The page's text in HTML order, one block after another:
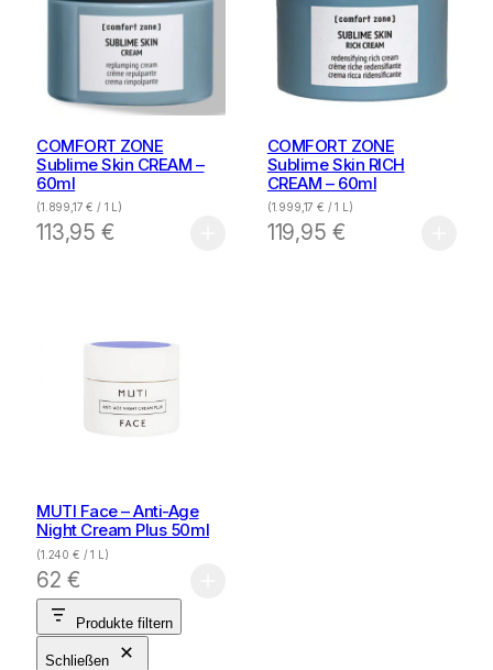
COMFORT ZONE
Sublime Skin CREAM –
60ml
(1.899,17€ / 1 L)
113,95 €
COMFORT ZONE
Sublime Skin RICH
CREAM – 60ml
(1.999,17€ / 1 L)
119,95 €
MUTI Face – Anti-Age
Night Cream Plus 50ml
(1.240 € / 1 L)
62 €
Produkte filtern
Schließen